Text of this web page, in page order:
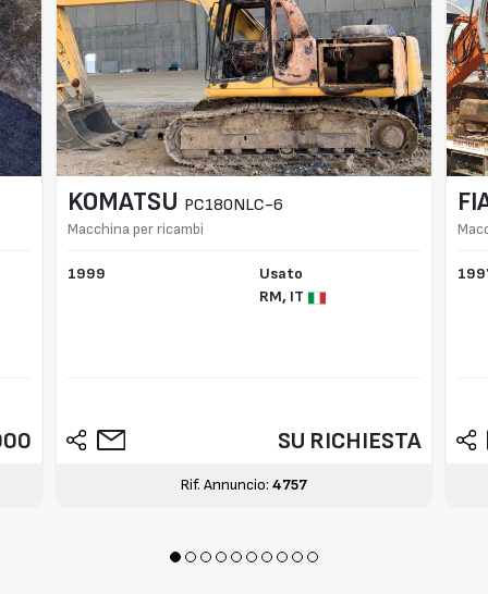
KOMATSU PC180NLC-6
Macchina per ricambi
1999
Usato
RM, IT
SU RICHIESTA
Rif. Annuncio: 4757